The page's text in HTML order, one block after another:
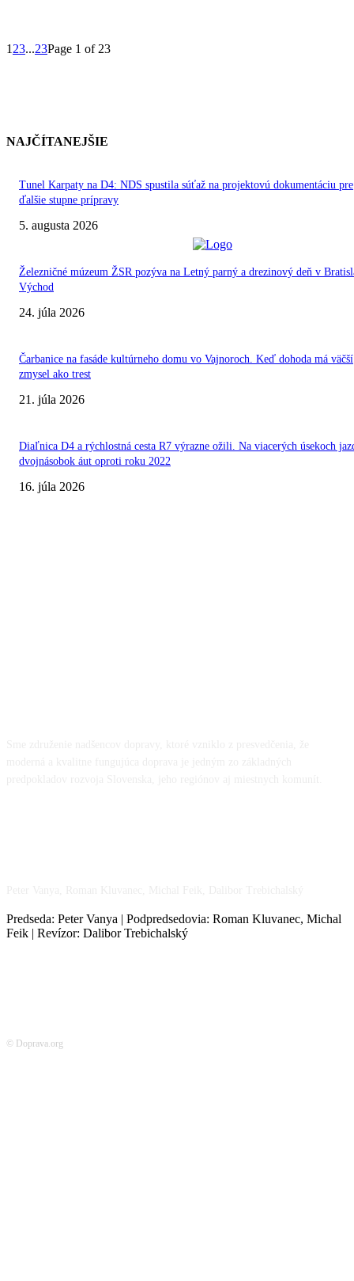
1 23...23Page 1 of 23
NAJČÍTANEJŠIE
Tunel Karpaty na D4: NDS spustila súťaž na projektovú dokumentáciu pre
ďalšie stupne prípravy
5. augusta 2026
Železničné múzeum ŽSR pozýva na Letný parný a drezinový deň v
Východ
24. júla 2026
Čarbanice na fasáde kultúrneho domu vo Vajnoroch. Keď dohoda má väčší
zmysel ako trest
21. júla 2026
Diaľnica D4 a rýchlostná cesta R7 výrazne ožili. Na viacerých úsekoch
dvojnásobok áut oproti roku 2022
16. júla 2026
Predseda: Peter Vanya | Podpredsedovia: Roman Kluvanec, Michal
Feik | Revízor: Dalibor Trebichalský
© Doprava.org